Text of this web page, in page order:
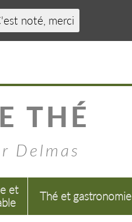
THÉ
Delmas
et
Thé et gastronomie
noté, merci